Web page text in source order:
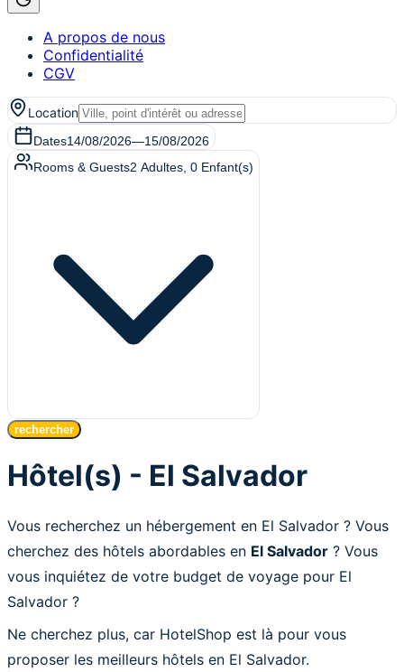
A propos de nous
Confidentialité
CGV
Location
Dates14/08/2026—15/08/2026
Rooms & Guests2 Adultes 0 Enfant(s)
rechercher
Hôtel(s) - El Salvador
Vous recherchez un hébergement en El Salvador ? Vous
cherchez des hôtels abordables en El Salvador ? Vous
vous inquiétez de votre budget de voyage pour El
Salvador ?
Ne cherchez plus, car HotelShop est là pour vous
proposer les meilleurs hôtels en El Salvador.